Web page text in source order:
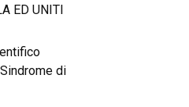
ED UNITI
di